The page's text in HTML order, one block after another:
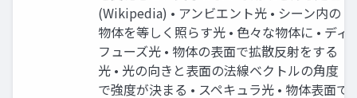
(Wikipedia) • アンビエント光 • シーン内の
物体を等しく照らす光 • 色々な物体に • ディ
フューズ光 • 物体の表面で拡散反射をする
光 • 光の向きと表面の法線ベクトルの角度
で強度が決まる • スペキュラ光 • 物体表面で